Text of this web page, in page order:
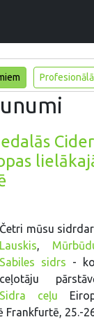
Četri mūsu
Lauskis,
Sabiles sidrs -
ceļotāju
Sidra ceļu
Frankfurtē, 25.-